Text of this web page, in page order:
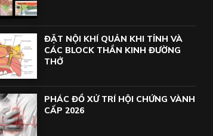
ĐẶT NỘI KHÍ QUẢN KHI TỈNH VÀ
CÁC BLOCK THẦN KINH ĐƯỜNG
THỞ
PHÁC ĐỒ XỬ TRÍ HỘI CHỨNG VÀNH
CẤP 2026